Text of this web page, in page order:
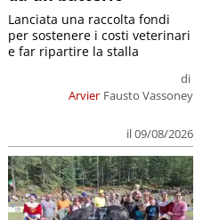
Arvier
di
Fausto Vassoney
il 09/08/2026
Lanciata una raccolta fondi
per sostenere i costi veterinari
e far ripartire la stalla